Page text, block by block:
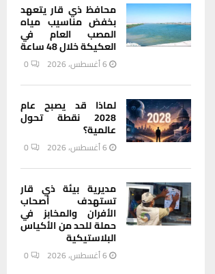
محافظ ذي قار يتعهد
بخفض مناسيب مياه
المصب العام في
العكيكة خلال 48 ساعة
6 أغسطس، 2026 0
لماذا قد يصبح عام
2028 نقطة تحول
عالمية؟
6 أغسطس، 2026 0
مديرية بيئة ذي قار
تستهدف أصحاب
الأفران والمخابز في
حملة للحد من الأكياس
البلاستيكية
6 أغسطس، 2026 0